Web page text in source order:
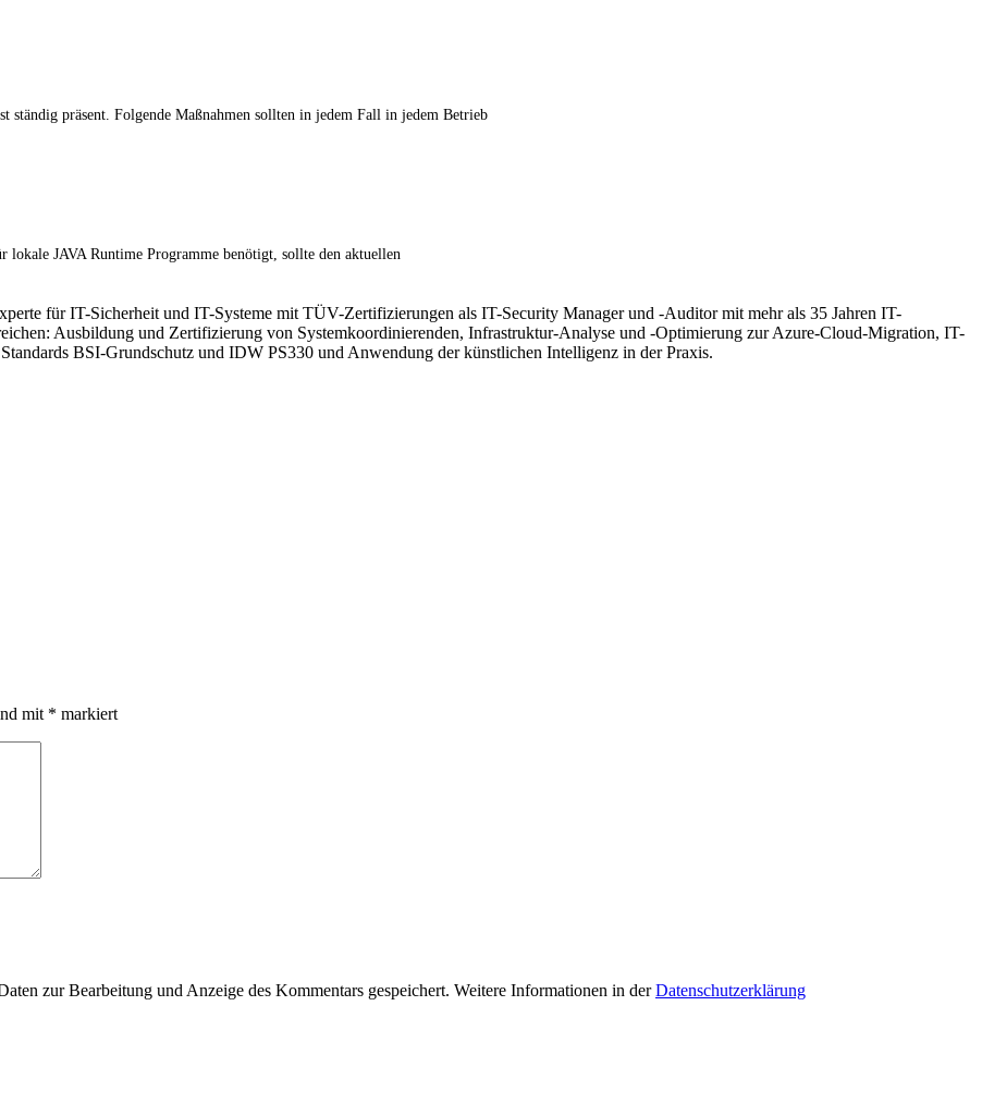
ständig präsent. Folgende Maßnahmen sollten in jedem Fall in jedem Betrieb
JAVA Runtime Programme benötigt, sollte den aktuellen
für IT-Sicherheit und IT-Systeme mit TÜV-Zertifizierungen als IT-Security Manager und -Auditor mit mehr als 35 Jahren IT-
Ausbildung und Zertifizierung von Systemkoordinierenden, Infrastruktur-Analyse und -Optimierung zur Azure-Cloud-Migration, IT-
BSI-Grundschutz und IDW PS330 und Anwendung der künstlichen Intelligenz in der Praxis.
mit * markiert
zur Bearbeitung und Anzeige des Kommentars gespeichert. Weitere Informationen in derDatenschutzerklärung